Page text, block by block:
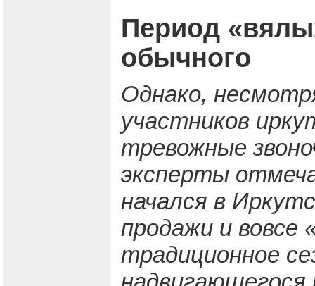
Период
обычного
Однако,
участников
тревожные
эксперты
начался в
продажи и
традиционное